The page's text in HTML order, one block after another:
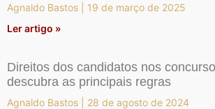
Agnaldo Bastos
19 de março de 2025
Ler artigo »
Direitos dos candidatos nos
descubra as principais regras
Agnaldo Bastos
28 de agosto de 2024